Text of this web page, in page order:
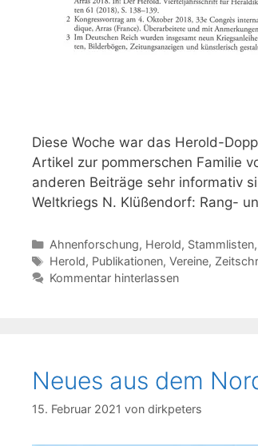
Diese Woche war das Herold-
Artikel zur pommerschen Familie
anderen Beiträge sehr informativ
Weltkriegs N. Klüßendorf: Rang-
Kategorien
Ahnenforschung, Herold, Stammlisten,
Schlagwörter
Herold, Publikationen, Vereine,
Kommentar hinterlassen
Neues aus dem
15. Februar 2021 von dirkpeters